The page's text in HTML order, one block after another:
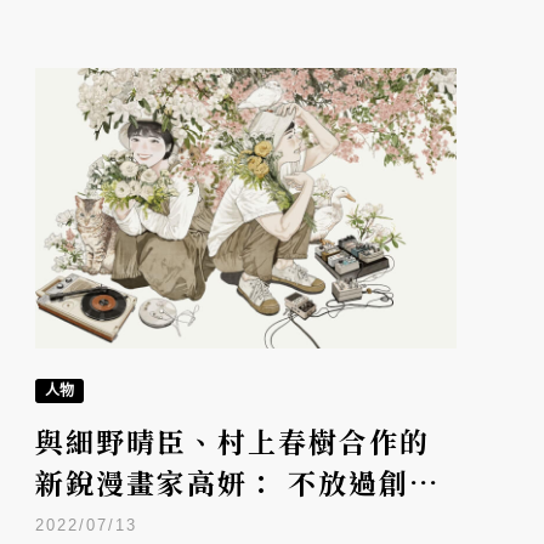
人物
與細野晴臣、村上春樹合作的
新銳漫畫家高妍： 不放過創作
慾，也不放過自己
2022/07/13